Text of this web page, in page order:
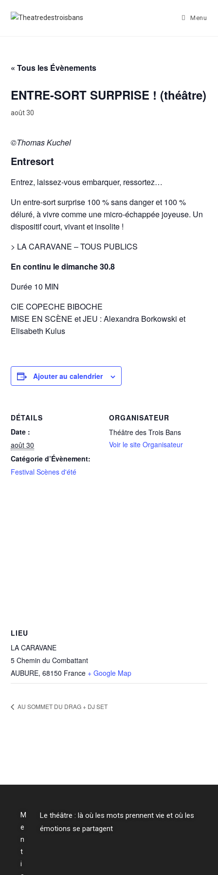
Menu
« Tous les Évènements
ENTRE-SORT SURPRISE ! (théâtre)
août 30
©Thomas Kuchel
Entresort
Entrez, laissez-vous embarquer, ressortez…
Un entre-sort surprise 100 % sans danger et 100 %
déluré, à vivre comme une micro-échappée joyeuse. Un
dispositif court, vivant et insolite !
> LA CARAVANE – TOUS PUBLICS
En continu le dimanche 30.8
Durée 10 MIN
CIE COPECHE BIBOCHE
MISE EN SCÈNE et JEU : Alexandra Borkowski et
Elisabeth Kulus
Ajouter au calendrier
DÉTAILS
Date :
août 30
Catégorie d’Évènement:
Festival Scènes d'été
ORGANISATEUR
Théâtre des Trois Bans
Voir le site Organisateur
LIEU
LA CARAVANE
5 Chemin du Combattant
AUBURE, 68150 France + Google Map
AU SOMMET DU DRAG + DJ SET
M
e
n
t
i
Le théâtre : là où les mots prennent vie et où les
émotions se partagent